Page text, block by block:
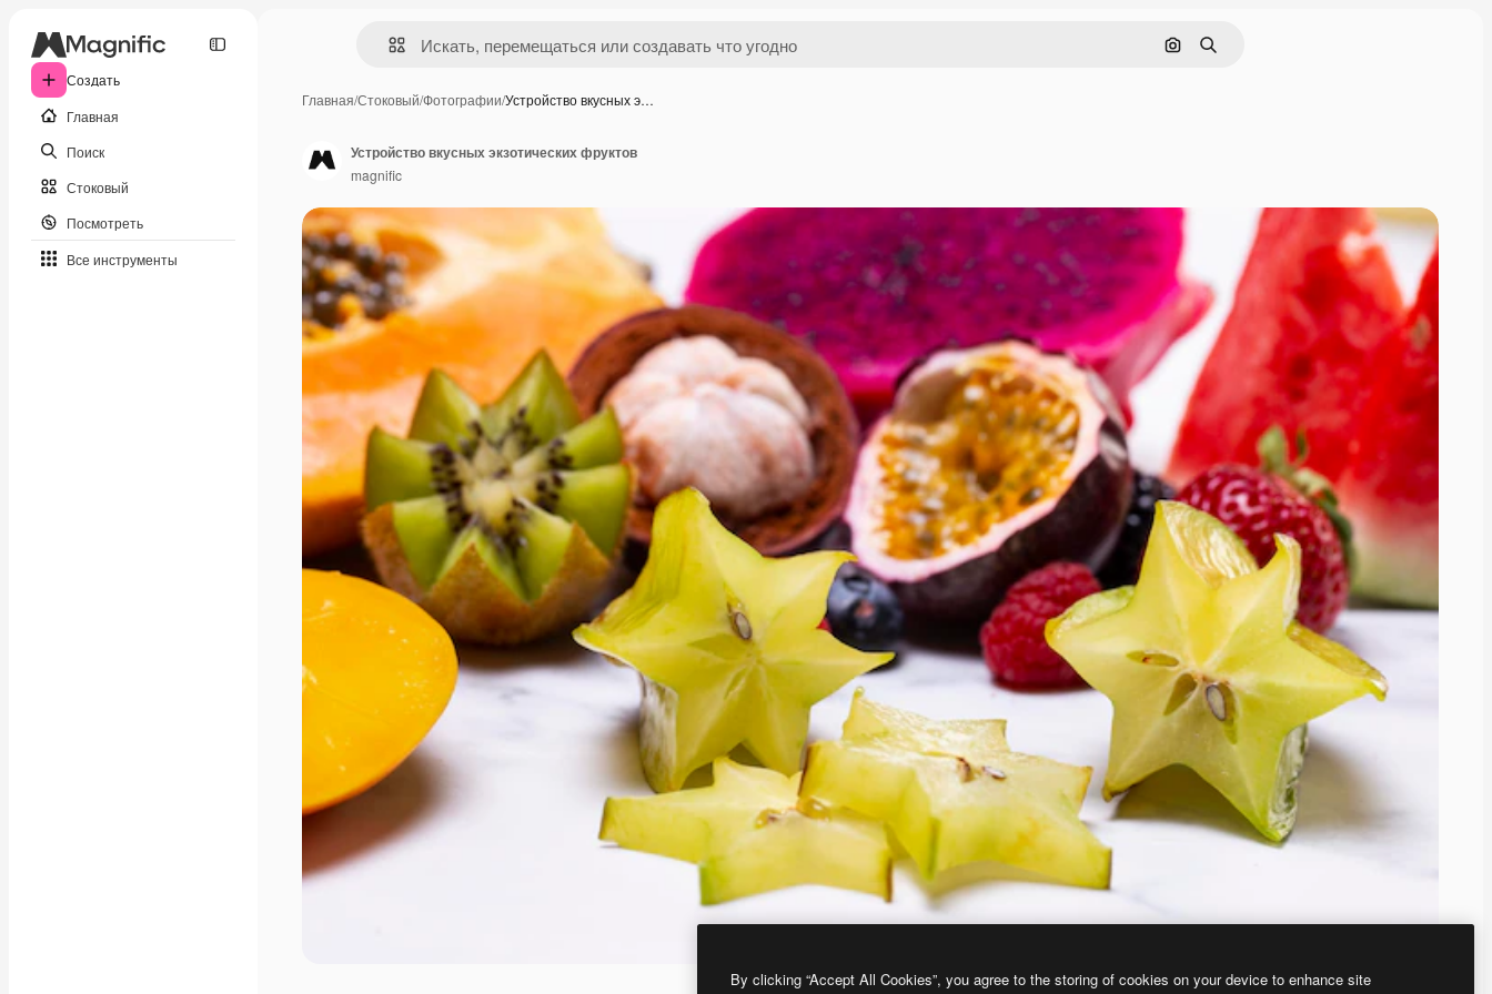
Создать
Главная
Поиск
Стоковый
Посмотреть
Все инструменты
Поиск по изображению
Поиск
Главная/Стоковый/Фотографии/Устройство вкусных э…
Устройство вкусных экзотических фруктов
magnific
By clicking “Accept All Cookies”, you agree to the storing of cookies on your device to enhance site